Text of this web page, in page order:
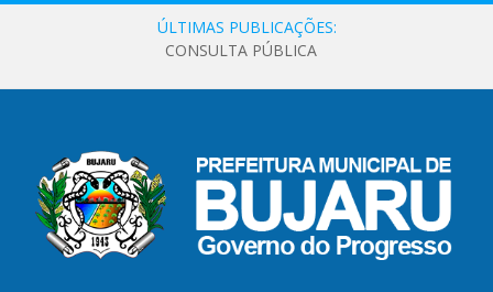
ÚLTIMAS PUBLICAÇÕES:
CONSULTA PÚBLICA